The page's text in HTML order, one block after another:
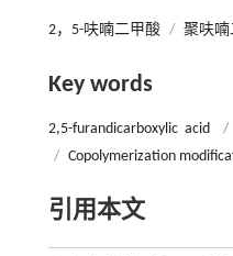
2，5-呋喃二甲酸 / 聚呋喃
Key words
2,5-furandicarboxylic acid /
/ Copolymerization
引用本文